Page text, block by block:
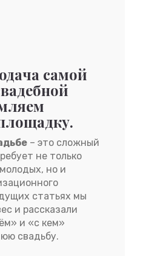
самой
– это сложный
не только
но и
статьях мы
и рассказали
и «с кем»
свадьбу.